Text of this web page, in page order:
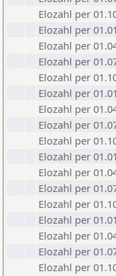
Elozahl per
Elozahl per
Elozahl per
Elozahl per
Elozahl per
Elozahl per
Elozahl per
Elozahl per
Elozahl per
Elozahl per
Elozahl per
Elozahl per
Elozahl per
Elozahl per
Elozahl per
Elozahl per
Elozahl per